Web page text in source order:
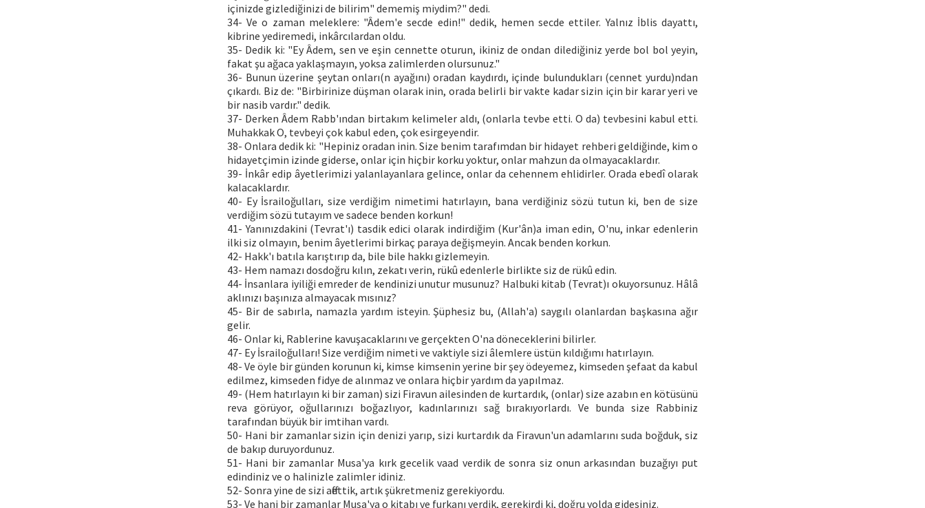
içinizde gizlediğinizi de bilirim" dememiş miydim?" dedi.
34- Ve o zaman meleklere: "Âdem'e secde edin!" dedik, hemen secde ettiler. Yalnız İblis dayattı,
kibrine yediremedi, inkârcılardan oldu.
35- Dedik ki: "Ey Âdem, sen ve eşin cennette oturun, ikiniz de ondan dilediğiniz yerde bol bol yeyin,
fakat şu ağaca yaklaşmayın, yoksa zalimlerden olursunuz."
36- Bunun üzerine şeytan onları(n ayağını) oradan kaydırdı, içinde bulundukları (cennet yurdu)ndan
çıkardı. Biz de: "Birbirinize düşman olarak inin, orada belirli bir vakte kadar sizin için bir karar yeri ve
bir nasib vardır." dedik.
37- Derken Âdem Rabb'ından birtakım kelimeler aldı, (onlarla tevbe etti. O da) tevbesini kabul etti.
Muhakkak O, tevbeyi çok kabul eden, çok esirgeyendir.
38- Onlara dedik ki: "Hepiniz oradan inin. Size benim tarafımdan bir hidayet rehberi geldiğinde, kim o
hidayetçimin izinde giderse, onlar için hiçbir korku yoktur, onlar mahzun da olmayacaklardır.
39- İnkâr edip âyetlerimizi yalanlayanlara gelince, onlar da cehennem ehlidirler. Orada ebedî olarak
kalacaklardır.
40- Ey İsrailoğulları, size verdiğim nimetimi hatırlayın, bana verdiğiniz sözü tutun ki, ben de size
verdiğim sözü tutayım ve sadece benden korkun!
41- Yanınızdakini (Tevrat'ı) tasdik edici olarak indirdiğim (Kur'ân)a iman edin, O'nu, inkar edenlerin
ilki siz olmayın, benim âyetlerimi birkaç paraya değişmeyin. Ancak benden korkun.
42- Hakk'ı batıla karıştırıp da, bile bile hakkı gizlemeyin.
43- Hem namazı dosdoğru kılın, zekatı verin, rükû edenlerle birlikte siz de rükû edin.
44- İnsanlara iyiliği emreder de kendinizi unutur musunuz? Halbuki kitab (Tevrat)ı okuyorsunuz. Hâlâ
aklınızı başınıza almayacak mısınız?
45- Bir de sabırla, namazla yardım isteyin. Şüphesiz bu, (Allah'a) saygılı olanlardan başkasına ağır
gelir.
46- Onlar ki, Rablerine kavuşacaklarını ve gerçekten O'na döneceklerini bilirler.
47- Ey İsrailoğulları! Size verdiğim nimeti ve vaktiyle sizi âlemlere üstün kıldığımı hatırlayın.
48- Ve öyle bir günden korunun ki, kimse kimsenin yerine bir şey ödeyemez, kimseden şefaat da kabul
edilmez, kimseden fidye de alınmaz ve onlara hiçbir yardım da yapılmaz.
49- (Hem hatırlayın ki bir zaman) sizi Firavun ailesinden de kurtardık, (onlar) size azabın en kötüsünü
reva görüyor, oğullarınızı boğazlıyor, kadınlarınızı sağ bırakıyorlardı. Ve bunda size Rabbiniz
tarafından büyük bir imtihan vardı.
50- Hani bir zamanlar sizin için denizi yarıp, sizi kurtardık da Firavun'un adamlarını suda boğduk, siz
de bakıp duruyordunuz.
51- Hani bir zamanlar Musa'ya kırk gecelik vaad verdik de sonra siz onun arkasından buzağıyı put
edindiniz ve o halinizle zalimler idiniz.
52- Sonra yine de sizi affettik, artık şükretmeniz gerekiyordu.
53- Ve hani bir zamanlar Musa'ya o kitabı ve furkanı verdik, gerekirdi ki, doğru yolda gidesiniz.